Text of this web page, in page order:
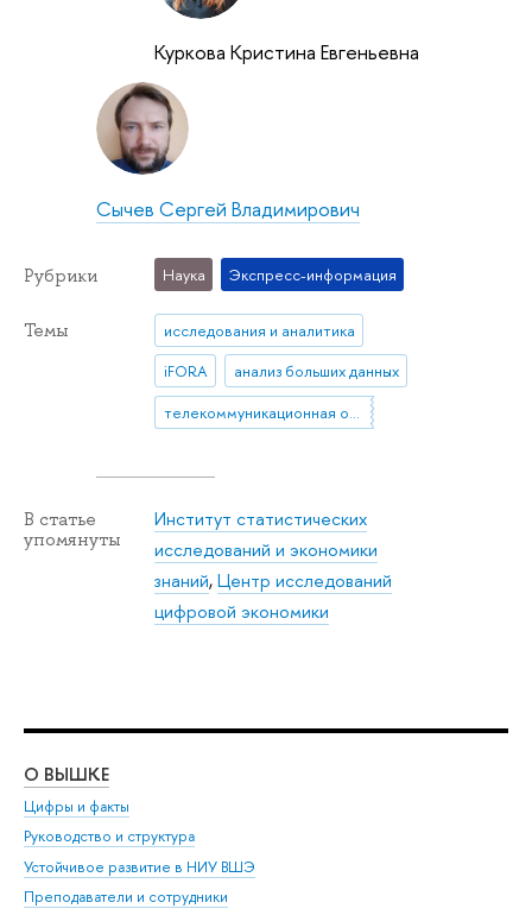
Куркова Кристина Евгеньевна
Сычев Сергей Владимирович
Рубрики Наука Экспресс-информация
Темы
исследования и аналитика
iFORA
анализ больших данных
телекоммуникационная отрасль
В статье
упомянуты
Институт статистических
исследований и экономики
знаний,Центр исследований
цифровой экономики
О ВЫШКЕ
Цифры и факты
Руководство и структура
Устойчивое развитие в НИУ ВШЭ
Преподаватели и сотрудники